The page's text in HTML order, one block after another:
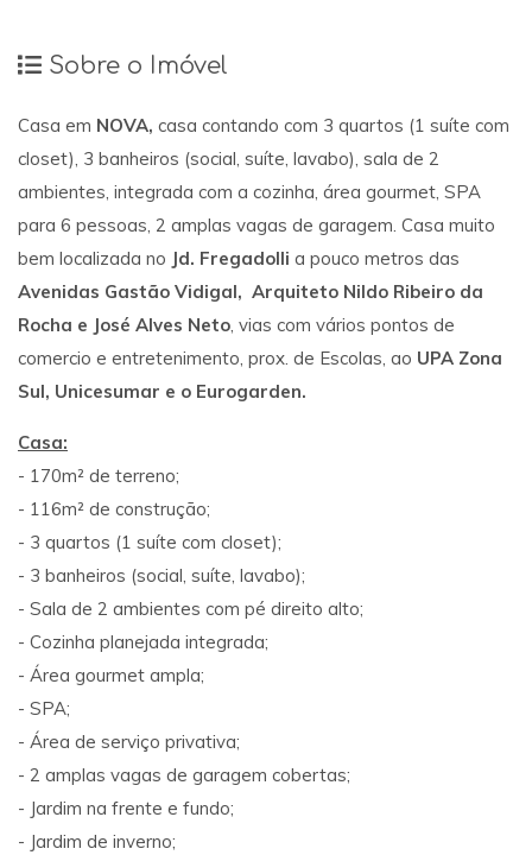
Sobre o Imóvel
Casa em NOVA, casa contando com 3 quartos (1 suíte com
closet), 3 banheiros (social, suíte, lavabo), sala de 2
ambientes, integrada com a cozinha, área gourmet, SPA
para 6 pessoas, 2 amplas vagas de garagem. Casa muito
bem localizada no Jd. Fregadolli a pouco metros das
Avenidas Gastão Vidigal, Arquiteto Nildo Ribeiro da
Rocha e José Alves Neto, vias com vários pontos de
comercio e entretenimento, prox. de Escolas, ao UPA Zona
Sul, Unicesumar e o Eurogarden.
Casa:
- 170m² de terreno;
- 116m² de construção;
- 3 quartos (1 suíte com closet);
- 3 banheiros (social, suíte, lavabo);
- Sala de 2 ambientes com pé direito alto;
- Cozinha planejada integrada;
- Área gourmet ampla;
- SPA;
- Área de serviço privativa;
- 2 amplas vagas de garagem cobertas;
- Jardim na frente e fundo;
- Jardim de inverno;